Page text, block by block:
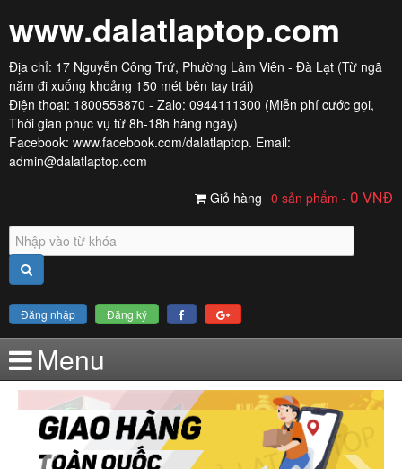
www.dalatlaptop.com
Địa chỉ: 17 Nguyễn Công Trứ, Phường Lâm Viên - Đà Lạt (Từ ngã
năm đi xuống khoảng 150 mét bên tay trái)
Điện thoại: 1800558870 - Zalo: 0944111300 (Miễn phí cước gọi,
Thời gian phục vụ từ 8h-18h hàng ngày)
Facebook: www.facebook.com/dalatlaptop. Email:
admin@dalatlaptop.com
Giỏ hàng 0 sản phẩm - 0 VNĐ
Đăng nhập Đăng ký
Menu